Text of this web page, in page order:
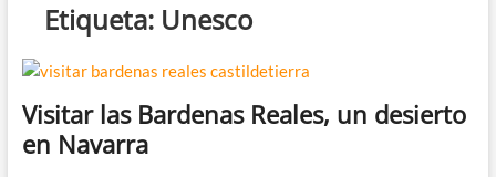
Etiqueta: Unesco
Visitar las Bardenas Reales, un desierto
en Navarra